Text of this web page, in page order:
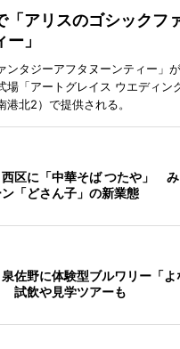
「アリスのゴシックフ
」
ンタジーアフタヌーンティー」
場「アートグレイス ウエディン
北2）で提供される。
区に「中華そば つたや」
「どさん子」の新業態
佐野に体験型ブルワリー「よ
試飲や見学ツアーも